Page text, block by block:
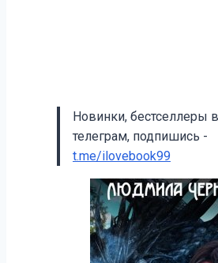
Новинки, бестселлеры
телеграм, подпишись -
t.me/ilovebook99